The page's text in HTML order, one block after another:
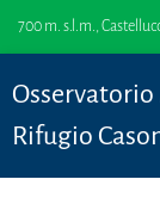
700 m. s.l.m.,
Rifugio